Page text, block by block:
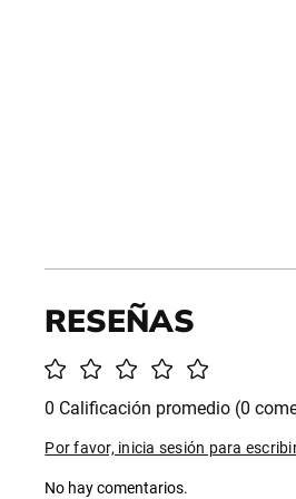
0 Calificación promedio (0
Por favor, inicia sesión para
No hay comentarios.